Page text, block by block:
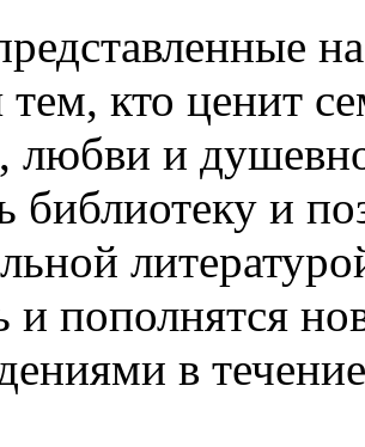
кто ценит
любви и
библиотеку и
и пополнятся
в